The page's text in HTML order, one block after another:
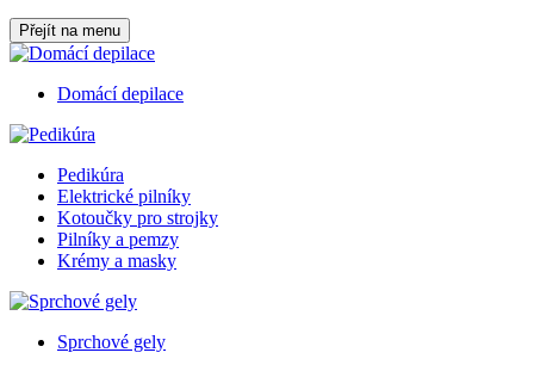
Přejít na menu
Domácí depilace
Pedikúra
Elektrické pilníky
Kotoučky pro strojky
Pilníky a pemzy
Krémy a masky
Sprchové gely